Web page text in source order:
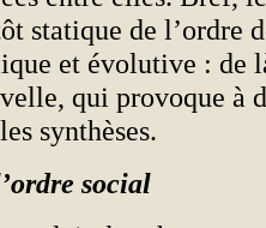
statique de l’ordre
et évolutive : de
qui provoque à
synthèses.
social